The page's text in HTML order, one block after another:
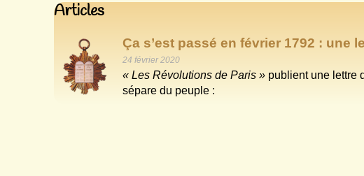
Articles
Ça s’est passé en février 1792 : une
24 février 2020
« Les Révolutions de Paris » publient une lettre
sépare du peuple :